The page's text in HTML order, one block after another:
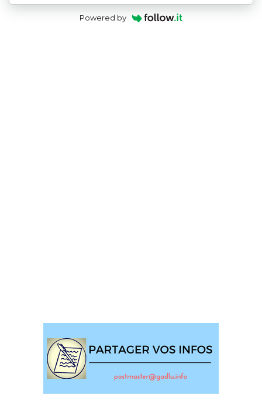
Powered by